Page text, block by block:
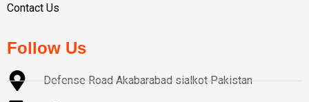
Contact Us
Follow Us
Defense Road Akabarabad sialkot Pakistan